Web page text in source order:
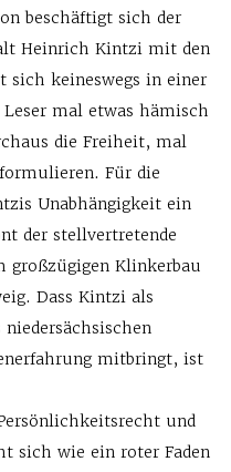
beschäftigt sich der
Heinrich Kintzi mit den
sich keineswegs in einer
mal etwas hämisch
die Freiheit, mal
Für die
Unabhängigkeit ein
der stellvertretende
großzügigen Klinkerbau
Dass Kintzi als
niedersächsischen
mitbringt, ist
und
sich wie ein roter Faden